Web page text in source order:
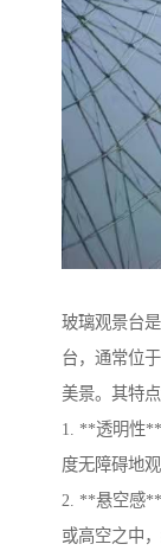
玻璃观景台
台，通常位
美景。其特点
1. **透明性
度无障碍地
2. **悬空感
或高空之中